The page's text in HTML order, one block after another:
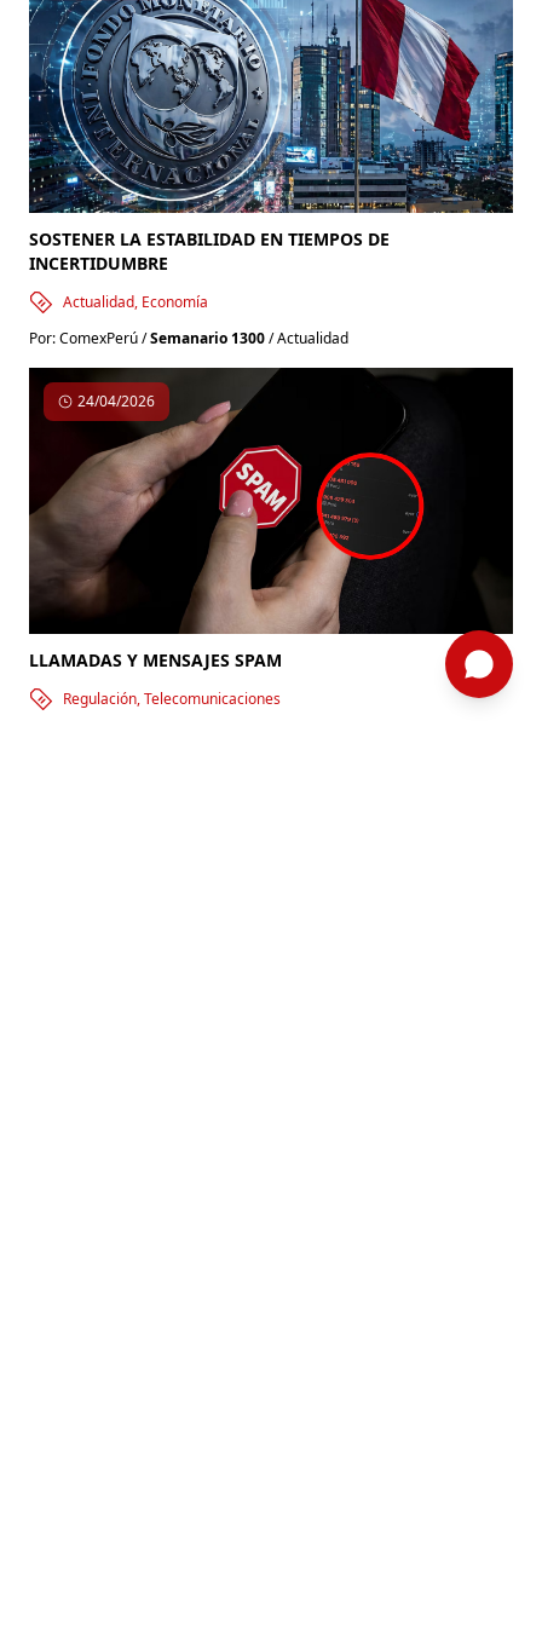
🚨#Comunicado | Fenómeno El Niño: el actual
Gobierno deja al país sin estar preparado 🔻 Desde
#ComexPerú advertimos que, pese a las alertas
emitidas y a los recursos asignados para la
prevención, el país llega al Fenómeno El Niño sin la
https://t.co/2QbsdHYded
hace 2 semanas
SOSTENER LA ESTABILIDAD EN TIEMPOS DE
INCERTIDUMBRE
Actualidad, Economía
Por: ComexPerú /Semanario 1300/ Actualidad
24/04/2026
LLAMADAS Y MENSAJES SPAM
Regulación, Telecomunicaciones